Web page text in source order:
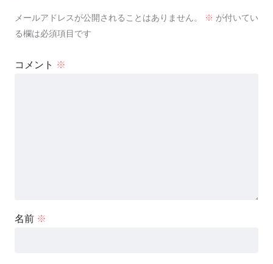
メールアドレスが公開されることはありません。 ※ が付いてい
る欄は必須項目です
コメント ※
名前 ※